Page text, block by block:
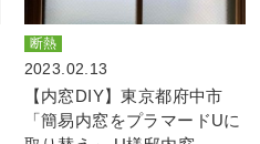
断熱
2023.02.13
【内窓DIY】東京都府中市
「簡易内窓をプラマードUに